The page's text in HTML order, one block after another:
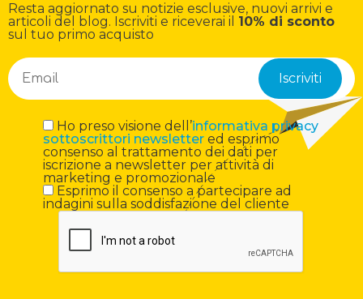
Resta aggiornato su notizie esclusive, nuovi arrivi e
articoli del blog. Iscriviti e riceverai il 10% di sconto
sul tuo primo acquisto
Ho preso visione dell’informativa privacy
sottoscrittori newslettered esprimo
consenso al trattamento dei dati per
iscrizione a newsletter per attività di
marketing e promozionale
Esprimo il consenso a partecipare ad
indagini sulla soddisfazione del cliente